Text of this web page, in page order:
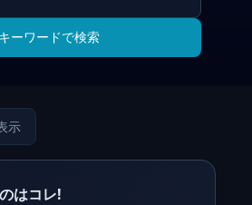
キーワードで検索
示
はコレ!